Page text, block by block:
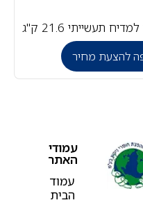
תעשייתי 21.6 ק"ג
להצעת מחיר
עמודי
האתר
עמוד
הבית